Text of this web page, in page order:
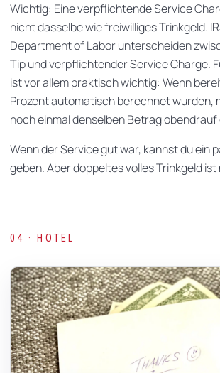
Wichtig: Eine verpflichtende Service
nicht dasselbe wie freiwilliges Trinkgeld.
Department of Labor unterscheiden
Tip und verpflichtender Service Charge.
ist vor allem praktisch wichtig: Wenn
Prozent automatisch berechnet wurden,
noch einmal denselben Betrag obendrauf
Wenn der Service gut war, kannst du ein
geben. Aber doppeltes volles Trinkgeld
04 · HOTEL